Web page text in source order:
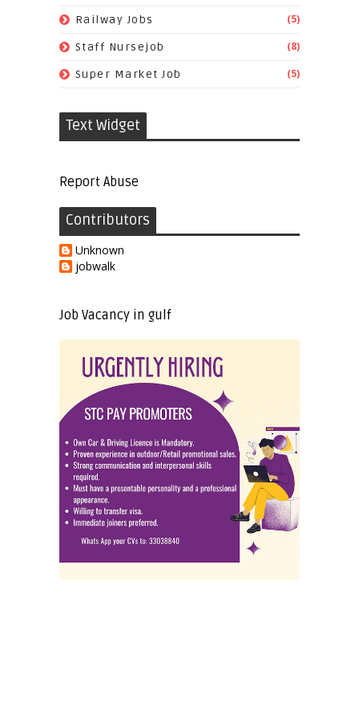
Railway Jobs (5)
Staff Nursejob (8)
Super Market Job (5)
Text Widget
Report Abuse
Contributors
Unknown
jobwalk
Job Vacancy in gulf